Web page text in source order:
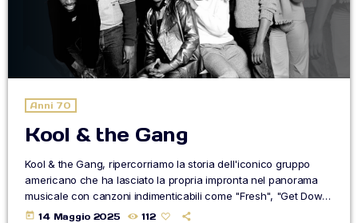
ON AIR
Upcoming shows
Anni 70
Kool & the Gang
Kool & the Gang, ripercorriamo la storia dell'iconico gruppo
americano che ha lasciato la propria impronta nel panorama
musicale con canzoni indimenticabili come "Fresh", "Get Down
On It" e "Celebration", diventati dei classici della disco music.
today 14 Maggio 2025 112